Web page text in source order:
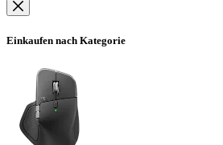
Einkaufen nach Kategorie